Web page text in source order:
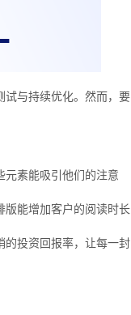
试与持续优化。然而，要
元素能吸引他们的注意
版能增加客户的阅读时长
的投资回报率，让每一封